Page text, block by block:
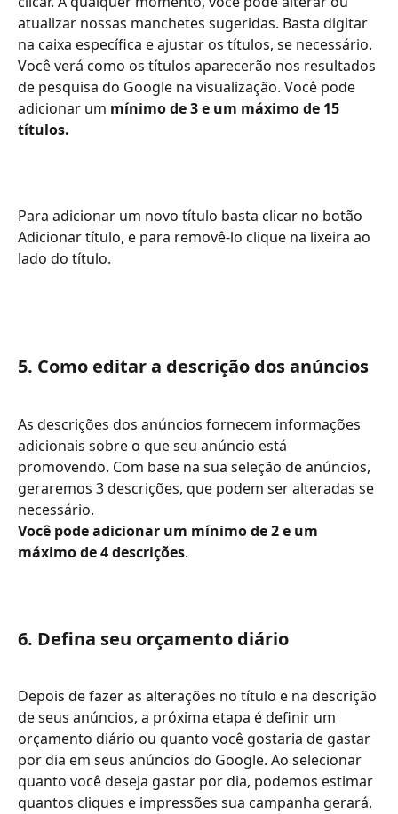
atualizar nossas manchetes sugeridas. Basta digitar
na caixa específica e ajustar os títulos, se necessário.
Você verá como os títulos aparecerão nos resultados
de pesquisa do Google na visualização. Você pode
adicionar um mínimo de 3 e um máximo de 15
títulos.
Para adicionar um novo título basta clicar no botão
Adicionar título, e para removê-lo clique na lixeira ao
lado do título.
5. Como editar a descrição dos anúncios
As descrições dos anúncios fornecem informações
adicionais sobre o que seu anúncio está
promovendo. Com base na sua seleção de anúncios,
geraremos 3 descrições, que podem ser alteradas se
necessário.
Você pode adicionar um mínimo de 2 e um
máximo de 4 descrições.
6. Defina seu orçamento diário
Depois de fazer as alterações no título e na descrição
de seus anúncios, a próxima etapa é definir um
orçamento diário ou quanto você gostaria de gastar
por dia em seus anúncios do Google. Ao selecionar
quanto você deseja gastar por dia, podemos estimar
quantos cliques e impressões sua campanha gerará.